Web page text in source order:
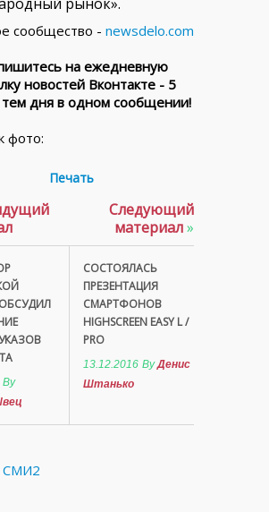
сообщество - newsdelo.com
на ежедневную
новостей Вконтакте - 5
тем дня в одном сообщении!
фото:
Печать
By
Следующий
материал»
СОСТОЯЛАСЬ
ПРЕЗЕНТАЦИЯ
СМАРТФОНОВ
HIGHSCREEN EASY L /
PRO
13.12.2016 ByДенис
Штанько
СМИ2